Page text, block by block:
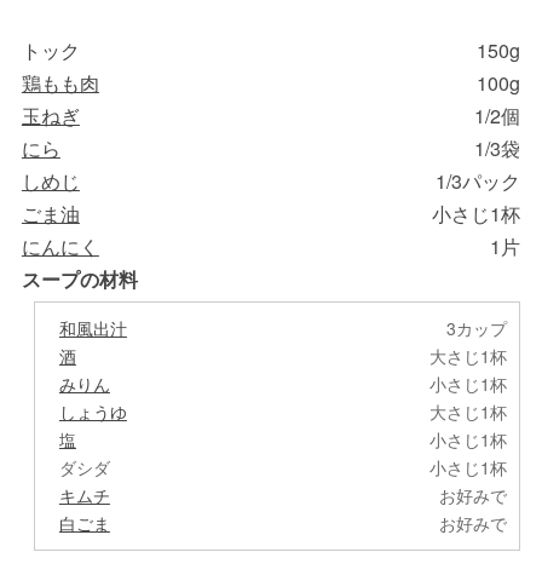
トック
150g
鶏もも肉
100g
玉ねぎ
1/2個
にら
1/3袋
しめじ
1/3パック
ごま油
小さじ1杯
にんにく
1片
スープの材料
和風出汁
3カップ
酒
大さじ1杯
みりん
小さじ1杯
しょうゆ
大さじ1杯
塩
小さじ1杯
ダシダ
小さじ1杯
キムチ
お好みで
白ごま
お好みで